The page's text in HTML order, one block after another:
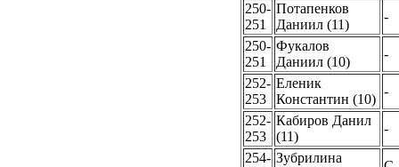
250-
251
Потапенков
Даниил (11)
-
250-
251
Фукалов
Даниил (10)
-
252-
253
Еленик
Константин (10)
-
252-
253
Кабиров Данил
(11)
-
254- Зубрилина